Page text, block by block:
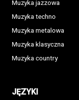
Muzyka jazzowa
Muzyka techno
Muzyka metalowa
Muzyka klasyczna
Muzyka country
JĘZYKI